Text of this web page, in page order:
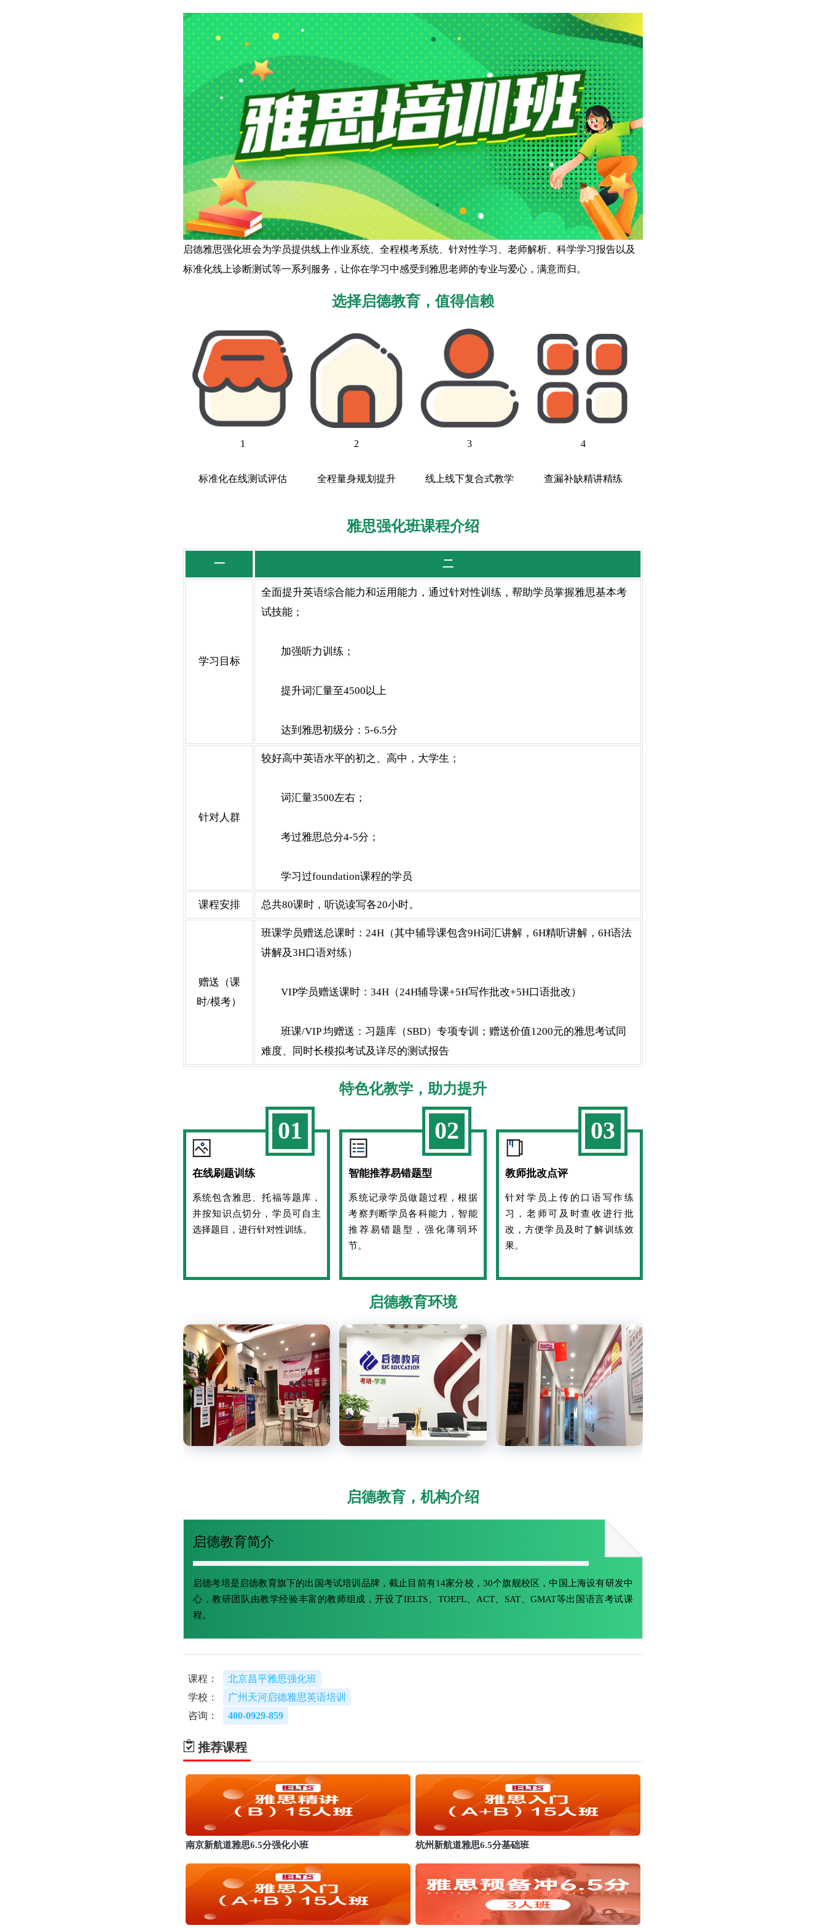
启德雅思强化班会为学员提供线上作业系统、全程模考系统、针对性学习、老师解析、科学学习报告以及
标准化线上诊断测试等一系列服务，让你在学习中感受到雅思老师的专业与爱心，满意而归。
选择启德教育，值得信赖
1
标准化在线测试评估
2
全程量身规划提升
3
线上线下复合式教学
4
查漏补缺精讲精练
雅思强化班课程介绍
一 二
学习目标
全面提升英语综合能力和运用能力，通过针对性训练，帮助学员掌握雅思基本考
试技能；
	加强听力训练；
	提升词汇量至4500以上
	达到雅思初级分：5-6.5分
针对人群
较好高中英语水平的初之、高中，大学生；
	词汇量3500左右；
	考过雅思总分4-5分；
	学习过foundation课程的学员
课程安排 总共80课时，听说读写各20小时。
赠送（课
时/模考）
班课学员赠送总课时：24H（其中辅导课包含9H词汇讲解，6H精听讲解，6H语法
讲解及3H口语对练）
	VIP学员赠送课时：34H（24H辅导课+5H写作批改+5H口语批改）
难度、同时长模拟考试及详尽的测试报告
特色化教学，助力提升
01
在线刷题训练
系统包含雅思、托福等题库，
并按知识点切分，学员可自主
选择题目，进行针对性训练。
02
智能推荐易错题型
系统记录学员做题过程，根据
考察判断学员各科能力，智能
推荐易错题型，强化薄弱环
节。
03
教师批改点评
针对学员上传的口语写作练
习，老师可及时查收进行批
改，方便学员及时了解训练效
果。
启德教育环境
启德教育，机构介绍
启德教育简介
启德考培是启德教育旗下的出国考试培训品牌，截止目前有14家分校，30个旗舰校区，中国上海设有研发中
心，教研团队由教学经验丰富的教师组成，开设了IELTS、TOEFL、ACT、SAT、GMAT等出国语言考试课
程。
课程：
北京昌平雅思强化班
学校：
广州天河启德雅思英语培训
咨询：
400-0929-859
推荐课程
南京新航道雅思6.5分强化小班 杭州新航道雅思6.5分基础班